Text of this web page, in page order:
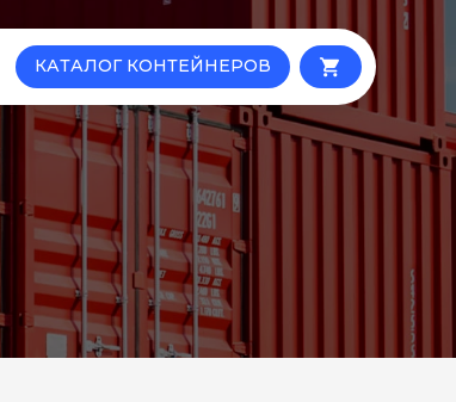
КАТАЛОГ КОНТЕЙНЕРОВ local_grocery_store